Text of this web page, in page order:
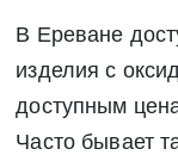
В Ереване
изделия с
доступным
Часто бывает